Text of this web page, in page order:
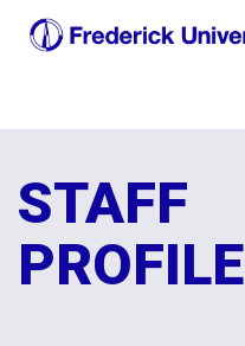
STAFF
PROFILE